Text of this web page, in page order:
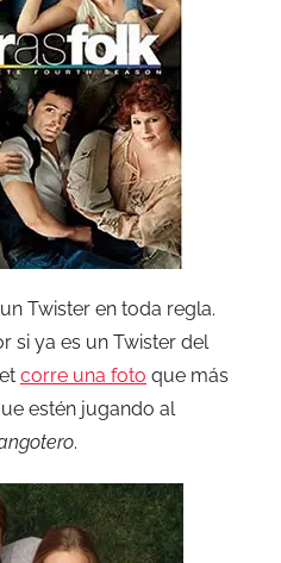
Twister en toda regla.
si ya es un Twister del
corre una foto que más
estén jugando al
.